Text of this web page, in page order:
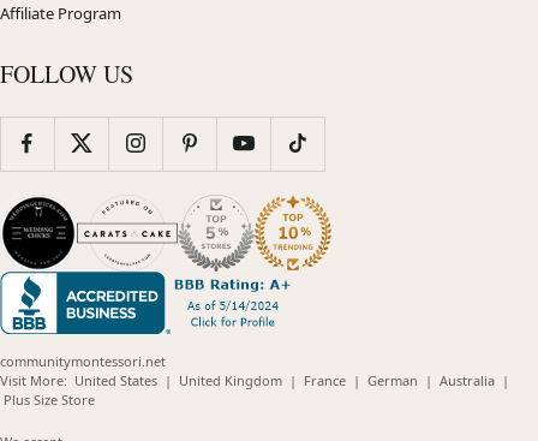
Affiliate Program
FOLLOW US
communitymontessori.net
Visit More: United States(opens
| United Kingdom(opens
| France(opens
| German (opens
| Australia(opens
|
Plus Size Store(opens